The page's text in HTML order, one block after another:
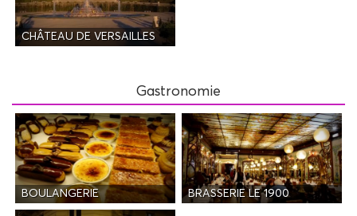
CHÂTEAU DE VERSAILLES
Gastronomie
BOULANGERIE BRASSERIE LE 1900